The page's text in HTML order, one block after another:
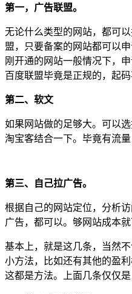
第一，广告联盟。
无论什么类型的网站，都可
盟，只要备案的网站都可以
刚开通的网站一般情况下，
百度联盟毕竟是正规的，起
第二、软文
如果网站做的足够大。可以
淘宝客结合一下。毕竟有流
第三、自己拉广告。
根据自己的网站定位，分析
广告，都可以。够网站成本就
基本上，就是这几条，当然
小方法，比如还有其他的盈
这都是方法。上面几条仅仅是